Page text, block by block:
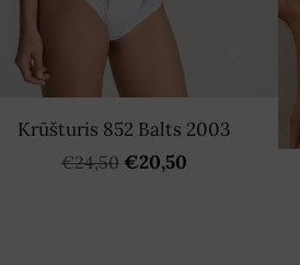
Krūšturis 852 Balts 2003
€24,50 €20,50